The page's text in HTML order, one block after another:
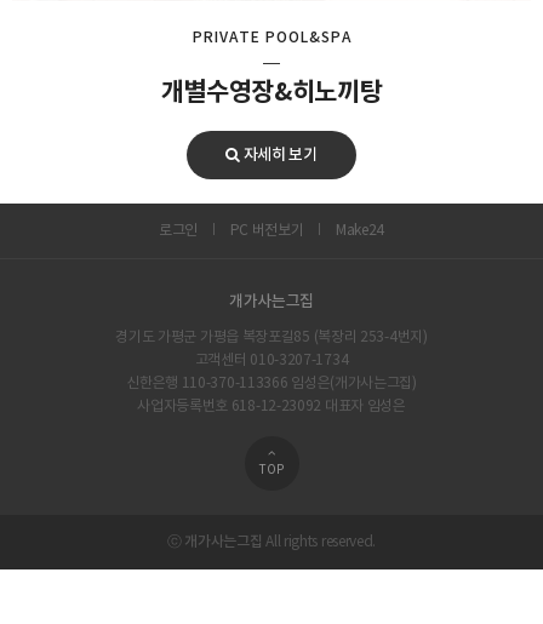
PRIVATE POOL&SPA
개별수영장&히노끼탕
자세히 보기
로그인 PC 버전보기 Make24
개가사는그집
경기도 가평군 가평읍 복장포길85 (복장리 253-4번지)
고객센터 010-3207-1734
신한은행 110-370-113366 임성은(개가사는그집)
사업자등록번호 618-12-23092 대표자 임성은
TOP
ⓒ 개가사는그집 All rights reserved.